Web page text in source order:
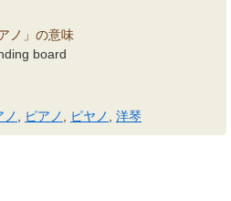
ノ」の意味
board
ノ ピアノ ピヤノ 洋琴